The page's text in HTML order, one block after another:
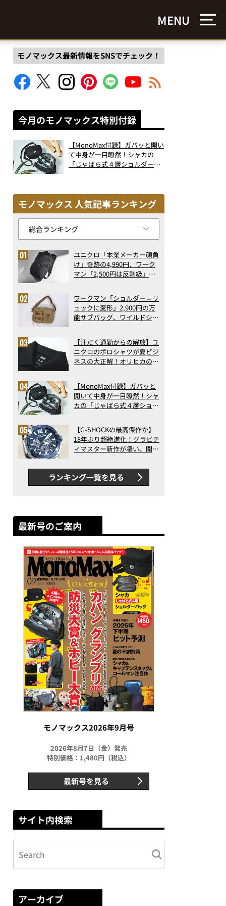
MENU
モノマックス最新情報をSNSでチェック！
今月のモノマックス特別付録
【MonoMax付録】ガバッと開い
て中身が一目瞭然！シャカの
「じゃばら式４層ショルダーバ
モノマックス 人気記事ランキング
ユニクロ「本業メーカー顔負
け」奇跡の4,990円、ワーク
マン「2,500円は反則級」凄
ト3】（2026年6月版）
ワークマン「ショルダー⇔リ
ュックに変形」2,900円の万
能サブバッグ、ワイルドシン
記事ランキングベスト3】
（2026年6月版）
【汗だく通勤からの解放】ユ
ニクロのポロシャツが夏ビジ
ネスの大正解！オリヒカの透
アの実力
【MonoMax付録】ガバッと
開いて中身が一目瞭然！シャ
カの「じゃばら式４層ショル
った！
【G-SHOCKの最高傑作か】
18年ぶり超絶進化！グラビテ
ィマスター新作が凄い。開発
新ムーブメントの衝撃
ランキング一覧を見る
最新号のご案内
モノマックス2026年9月号
2026年8月7日（金）発売
特別価格：1,480円（税込）
最新号を見る
サイト内検索
アーカイブ